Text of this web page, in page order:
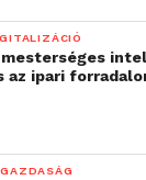
mesterséges
az ipari